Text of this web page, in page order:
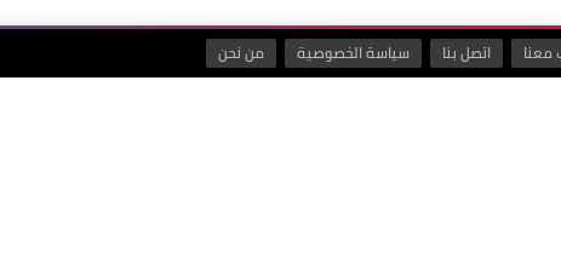
معنا اتصل بنا سياسة الخصوصية من نحن